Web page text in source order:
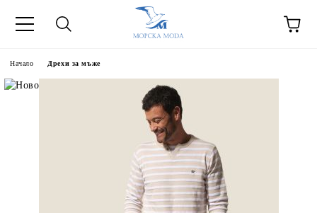
Начало Дрехи за мъже